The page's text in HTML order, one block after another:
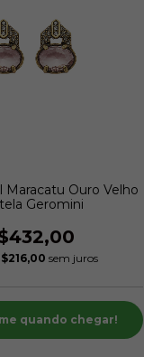
Maracatu Ouro Velho
Geromini
sem juros
quando chegar!